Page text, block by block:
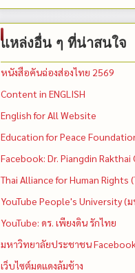
แหล่งอื่น ๆ ที่น่าสนใจ
หนังสือคันฉ่องส่องไทย 2569
Content in ENGLISH
English for All Website
Education for Peace
Facebook: Dr. Piangdin Rakthai
Thai Alliance for Human Rights
YouTube People's University
YouTube: ดร. เพียงดิน รักไทย
มหาวิทยาลัยประชาชน
เว็บไซต์มดแดงล้มช้าง